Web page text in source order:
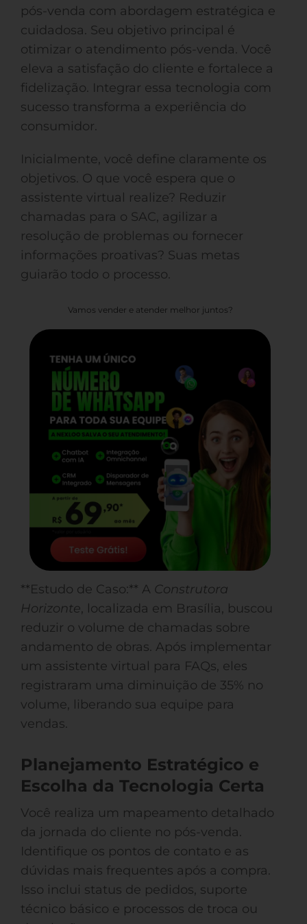
pós-venda com abordagem estratégica e
cuidadosa. Seu objetivo principal é
otimizar o atendimento pós-venda. Você
eleva a satisfação do cliente e fortalece a
fidelização. Integrar essa tecnologia com
sucesso transforma a experiência do
consumidor.
Inicialmente, você define claramente os
objetivos. O que você espera que o
assistente virtual realize? Reduzir
chamadas para o SAC, agilizar a
resolução de problemas ou fornecer
informações proativas? Suas metas
guiarão todo o processo.
Vamos vender e atender melhor juntos?
**Estudo de Caso:** A Construtora
Horizonte, localizada em Brasília, buscou
reduzir o volume de chamadas sobre
andamento de obras. Após implementar
um assistente virtual para FAQs, eles
registraram uma diminuição de 35% no
volume, liberando sua equipe para
vendas.
Planejamento Estratégico e
Escolha da Tecnologia Certa
Você realiza um mapeamento detalhado
da jornada do cliente no pós-venda.
Identifique os pontos de contato e as
dúvidas mais frequentes após a compra.
Isso inclui status de pedidos, suporte
técnico básico e processos de troca ou